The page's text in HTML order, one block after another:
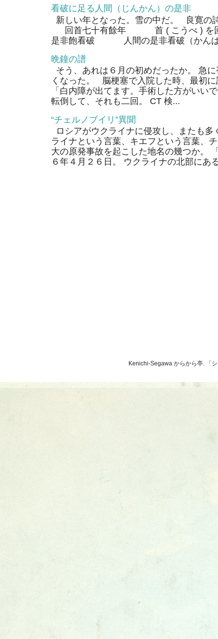
看破に足る人間（じんかん）の是非
新しい年となった。雪の中だ。 良寛の
回首七十有餘年 首 ( こうべ ) を回
是非飽看破 人間の是非看破（かん
晩鐘の譜
そう、あれは６月の初めだったか。 急
くなった。 脳梗塞で入院した時、最初
「白内障が出てます。手術した方がい
転倒して、それも二回。 CT 検...
“チェルノブイリ”異聞
ロシアがウクライナに侵攻し、またも
ライナという言葉、キエフという言葉、
大の原発事故を起こした地名の幾つか。
６年４月２６日。 ウクライナの北部にあ
Kenichi-Segawa からから亭. 「